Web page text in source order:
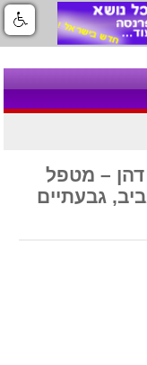
דהן – מטפל
גבעתיים